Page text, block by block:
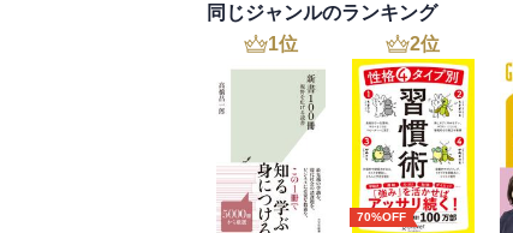
同じジャンルのランキング
1位 2位
70%OFF